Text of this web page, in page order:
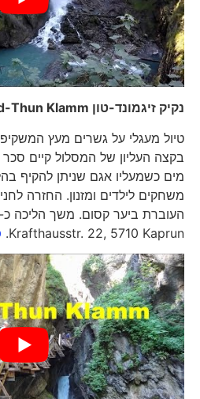
נקיק זיגמונד-טוןThun Klamm
טיול מעגלי על גשרים מעץ
בקצה העליון של המסלול קיים סכר
מים כשמעליו אגם שניתן להקיף
משחקים לילדים ומזנון. החזרה
Krafthausstr. 22, 5710 Kaprun.